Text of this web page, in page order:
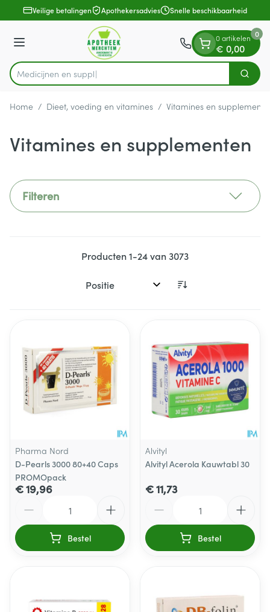
Ga naar de inhoud
1 van 1Veilige betalingen Apothekersadvies Snelle beschikbaarheid
Menu
Product, merk, categorie... Zoek
0 artikelen
€ 0,00
0
Home / Dieet, voeding en vitamines / Vitamines en
Vitamines en supplementen
Filteren
Producten1-24van3073
Sorteer op:
Pharma Nord
D-Pearls 3000 80+40 Caps
PROMOpack
€ 19,96
Bestel
Alvityl
Alvityl Acerola Kauwtabl 30
€ 11,73
Bestel